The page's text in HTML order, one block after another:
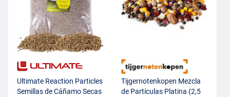
Ultimate Reaction Particles
Semillas de Cáñamo Secas
Tijgernotenkopen Mezcla
de Partículas Platina (2,5